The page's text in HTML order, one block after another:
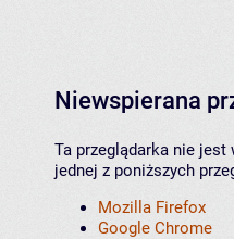
Niewspierana
Ta przeglądarka nie jest
jednej z poniższych
Mozilla Firefox
Google Chrome